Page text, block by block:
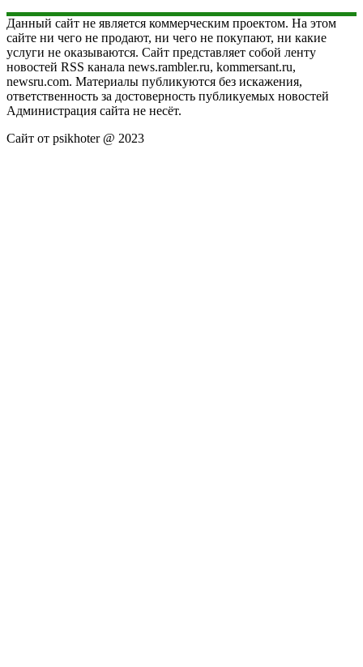
Данный сайт не является коммерческим проектом. На этом
сайте ни чего не продают, ни чего не покупают, ни какие
услуги не оказываются. Сайт представляет собой ленту
новостей RSS канала news.rambler.ru, kommersant.ru,
newsru.com. Материалы публикуются без искажения,
ответственность за достоверность публикуемых новостей
Администрация сайта не несёт.
Сайт от psikhoter @ 2023